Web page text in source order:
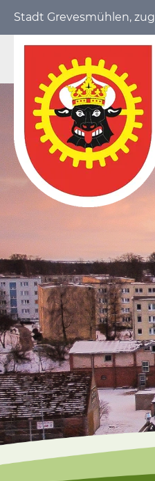
Stadt Grevesmühlen,